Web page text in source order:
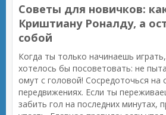
Советы для новичков:
Криштиану Роналду, а
собой
Когда ты только начинаешь
хотелось бы посоветовать: не
омут с головой! Сосредоточься на
передвижениях. Если ты
забить гол на последних минутах,